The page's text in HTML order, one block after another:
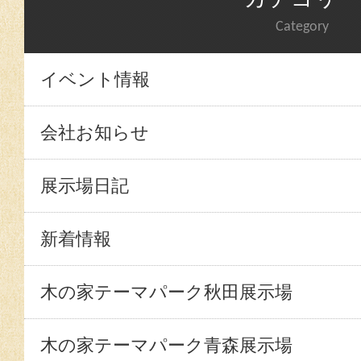
Category
イベント情報
会社お知らせ
展示場日記
新着情報
木の家テーマパーク秋田展示場
木の家テーマパーク青森展示場